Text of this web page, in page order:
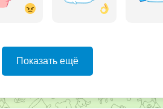
Показать ещё